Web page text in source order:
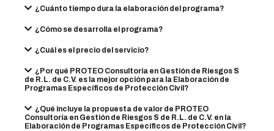
¿Cuánto tiempo dura la elaboración del programa?
¿Cómo se desarrolla el programa?
¿Cuál es el precio del servicio?
¿Por qué PROTEO Consultoría en Gestión de Riesgos S
de R.L. de C.V. es la mejor opción para la Elaboración de
Programas Específicos de Protección Civil?
¿Qué incluye la propuesta de valor de PROTEO
Consultoría en Gestión de Riesgos S de R.L. de C.V. en la
Elaboración de Programas Específicos de Protección Civil?